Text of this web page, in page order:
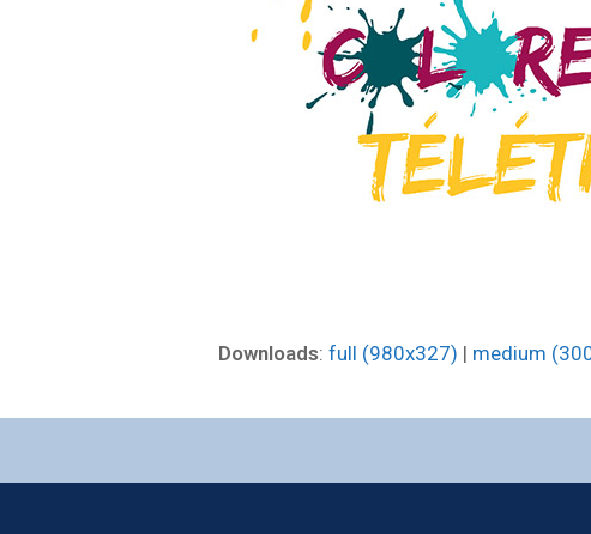
Downloads: full (980x327) | medium